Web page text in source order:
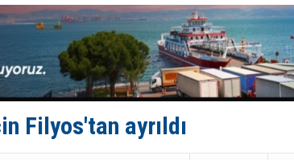
DESE, BIMCO’ya katıldı
GİMBİRDER gemi inşa yan sanayinin
35 milyon TL'lik tekne projesinde
İnsansız cankurtaran ihalesini
Yüzyıl sonra ilk kez dünyaya açılan
Anadolu Tersanesi EYDEP’te A
Derince, ILCA Masters Türkiye
Tüpraş, ham petrol taşımacılığına
İTU AUV, Dünya’da 2. oldu!
Filyos'tan ayrıldı